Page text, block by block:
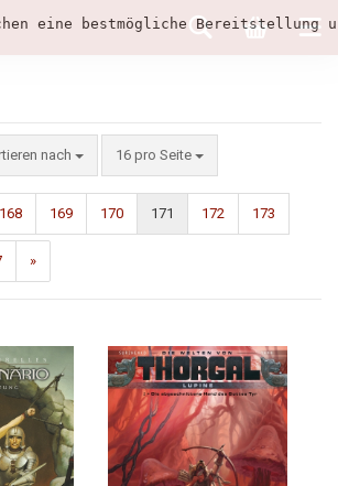
eine bestmögliche
nach 16 pro Seite
168 169 170 171 172 173
»